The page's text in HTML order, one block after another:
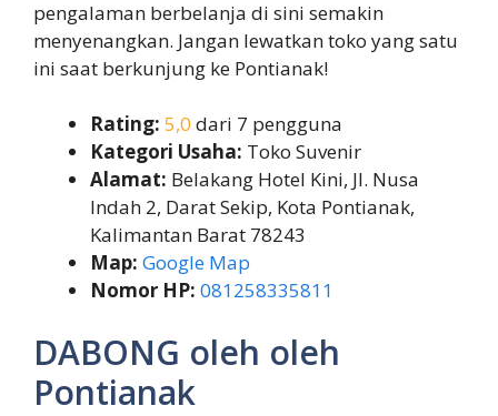
pengalaman berbelanja di sini semakin
menyenangkan. Jangan lewatkan toko yang satu
ini saat berkunjung ke Pontianak!
Rating: 5,0 dari 7 pengguna
Kategori Usaha: Toko Suvenir
Alamat: Belakang Hotel Kini, Jl. Nusa
Indah 2, Darat Sekip, Kota Pontianak,
Kalimantan Barat 78243
Map: Google Map
Nomor HP: 081258335811
DABONG oleh oleh
Pontianak